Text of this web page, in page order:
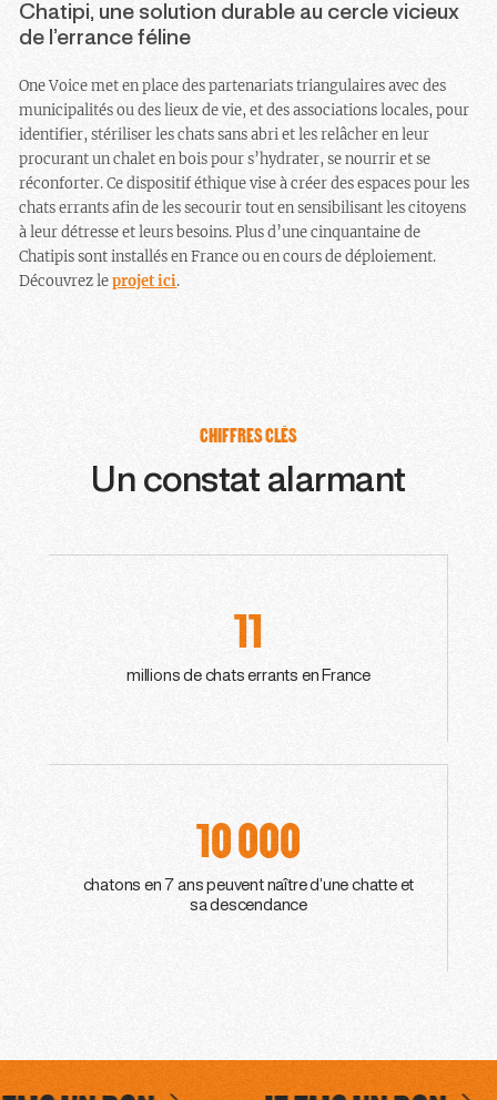
Chatipi, une solution durable au cercle vicieux
de l’errance féline
One Voice met en place des partenariats triangulaires avec des
municipalités ou des lieux de vie, et des associations locales, pour
identifier, stériliser les chats sans abri et les relâcher en leur
procurant un chalet en bois pour s’hydrater, se nourrir et se
réconforter. Ce dispositif éthique vise à créer des espaces pour les
chats errants afin de les secourir tout en sensibilisant les citoyens
à leur détresse et leurs besoins. Plus d’une cinquantaine de
Chatipis sont installés en France ou en cours de déploiement.
Découvrez leprojet ici.
CHIFFRES CLÉS
Un constat alarmant
11
millions de chats errants en France
10 000
chatons en 7 ans peuvent naître d’une chatte et
sa descendance